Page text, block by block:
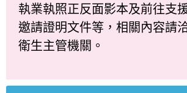
執業執照正反面影本及前往支
邀請證明文件等，相關內容請
衛生主管機關。